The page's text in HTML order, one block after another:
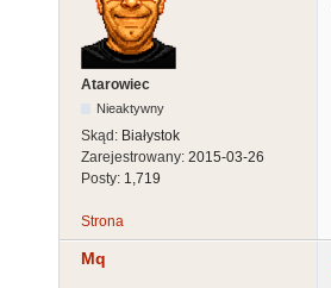
Atarowiec
Nieaktywny
Skąd: Białystok
Zarejestrowany: 2015-03-26
Posty: 1,719
Strona
Mq